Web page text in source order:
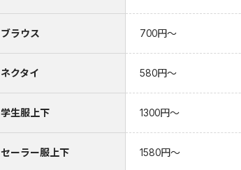
ブラウス 700円～
ネクタイ 580円～
学生服上下 1300円～
セーラー服上下 1580円～